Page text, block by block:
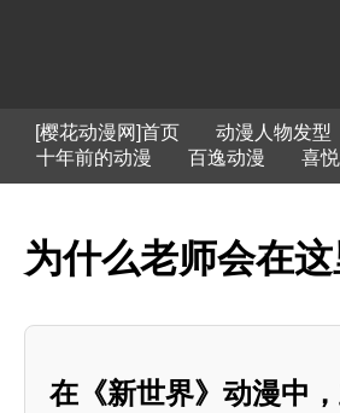
[樱花动漫网]首页 动漫人物发型
十年前的动漫
百逸动漫 喜
为什么老师会在
在《新世界》动漫中